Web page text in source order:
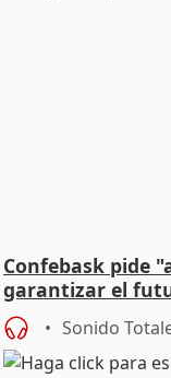
Confebask pide
garantizar el
Sonido